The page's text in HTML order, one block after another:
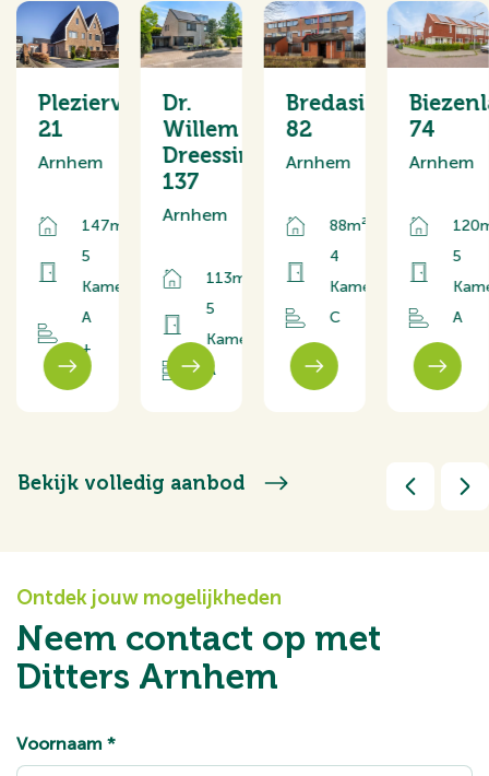
Pleziervaart
21
Arnhem
147m²
5
Kamers
A
+
Dr.
Willem
Dreessingel
137
Arnhem
113m²
5
Kamers
A
Bredasingel
82
Arnhem
88m²
4
Kamers
C
74
Arnhem
5
A
Bekijk volledig aanbod
Ontdek jouw mogelijkheden
Neem contact op met
Ditters Arnhem
Voornaam *